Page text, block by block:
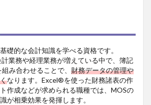
礎的な会計知識を学べる資格です。
業務や経理業務が増えている中で、簿記
み合わせることで、 財務データの管理や
なります。Excel®を使った財務諸表の作
作成などが求められる職種では、MOSの
が相乗効果を発揮します。